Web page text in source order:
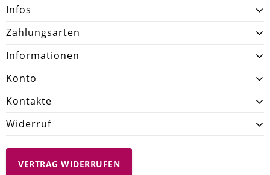
Infos
Zahlungsarten
Informationen
Konto
Kontakte
Widerruf
VERTRAG WIDERRUFEN